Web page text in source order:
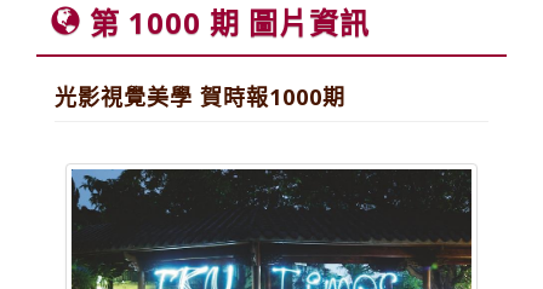
第 1000 期 圖片資訊
光影視覺美學 賀時報1000期